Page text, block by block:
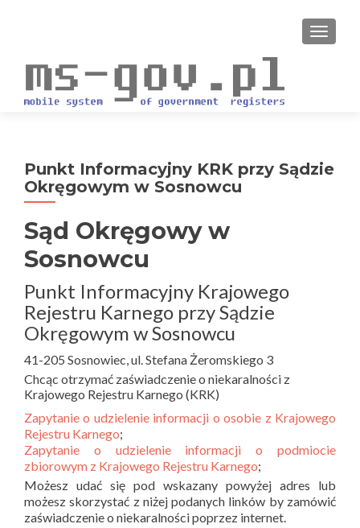
Punkt Informacyjny KRK przy Sądzie
Okręgowym w Sosnowcu
Sąd Okręgowy w
Sosnowcu
Punkt Informacyjny Krajowego
Rejestru Karnego przy Sądzie
Okręgowym w Sosnowcu
41-205 Sosnowiec, ul. Stefana Żeromskiego 3
Chcąc otrzymać zaświadczenie o niekaralności z
Krajowego Rejestru Karnego (KRK)
Zapytanie o udzielenie informacji o osobie z Krajowego
Rejestru Karnego;
Zapytanie o udzielenie informacji o podmiocie
zbiorowym z Krajowego Rejestru Karnego;
Możesz udać się pod wskazany powyżej adres lub
możesz skorzystać z niżej podanych linków by zamówić
zaświadczenie o niekaralności poprzez internet.